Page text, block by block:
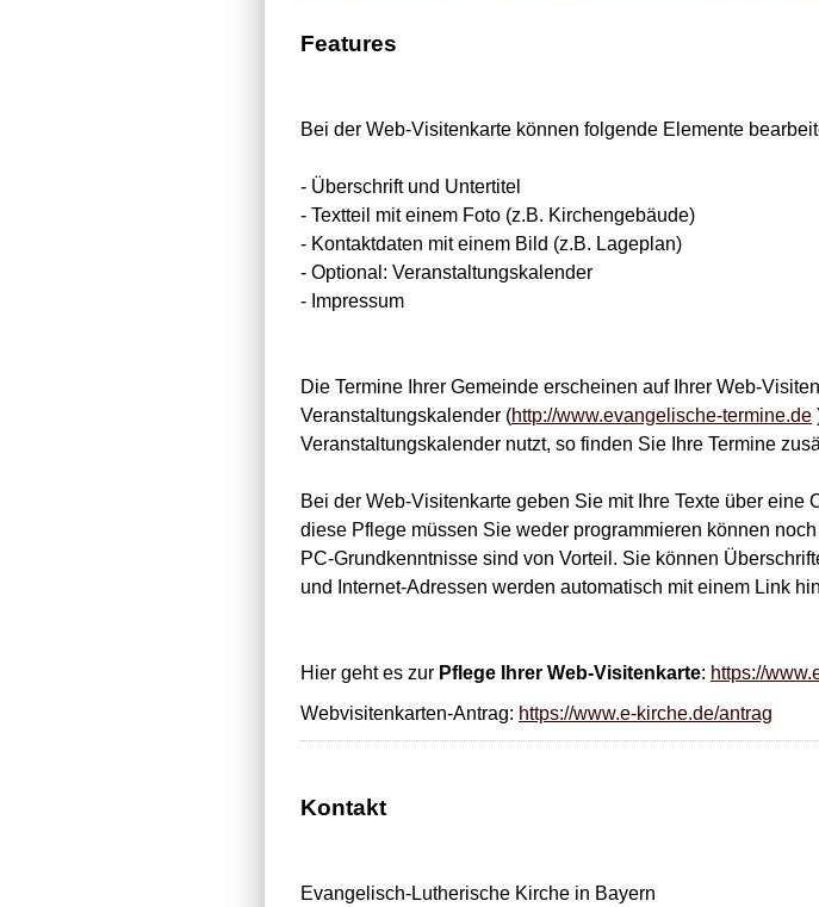
Features
Bei der Web-Visitenkarte können folgende Elemente
- Überschrift und Untertitel
- Textteil mit einem Foto (z.B. Kirchengebäude)
- Kontaktdaten mit einem Bild (z.B. Lageplan)
- Optional: Veranstaltungskalender
- Impressum
Die Termine Ihrer Gemeinde erscheinen auf Ihrer Web-
Veranstaltungskalender (http://www.evangelische-termine.de
Veranstaltungskalender nutzt, so finden Sie Ihre Termine
Bei der Web-Visitenkarte geben Sie mit Ihre Texte über
diese Pflege müssen Sie weder programmieren können
PC-Grundkenntnisse sind von Vorteil. Sie können
und Internet-Adressen werden automatisch mit einem Link
Hier geht es zur Pflege Ihrer Web-Visitenkarte: https://
Webvisitenkarten-Antrag: https://www.e-kirche.de/antrag
Kontakt
Evangelisch-Lutherische Kirche in Bayern